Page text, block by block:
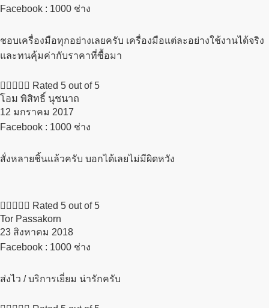
Facebook : 1000 ช่าง
ชอบเครื่องมือทุกอย่างเลยครับ เครื่องมือแต่ละอย่างใช้งานได้จริง
และทนคุ้มค่ากับราคาที่ซื้อมา
     Rated 5 out of 5
โอม พิสิทธิ์ นุชนาถ
12 มกราคม 2017​
Facebook : 1000 ช่าง
สั่งหลายชิ้นแล้วครับ บอกได้เลยไม่มีผิดหวัง
     Rated 5 out of 5
Tor Passakorn
23 สิงหาคม 2018​
Facebook : 1000 ช่าง
ส่งไว / บริการเยี่ยม น่ารักครับ